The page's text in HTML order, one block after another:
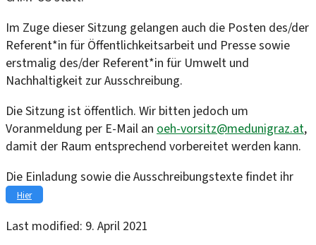
Im Zuge dieser Sitzung gelangen auch die Posten des/der
Referent*in für Öffentlichkeitsarbeit und Presse sowie
erstmalig des/der Referent*in für Umwelt und
Nachhaltigkeit zur Ausschreibung.
Die Sitzung ist öffentlich. Wir bitten jedoch um
Voranmeldung per E-Mail an oeh-vorsitz@medunigraz.at,
damit der Raum entsprechend vorbereitet werden kann.
Die Einladung sowie die Ausschreibungstexte findet ihr
Hier
Last modified: 9. April 2021